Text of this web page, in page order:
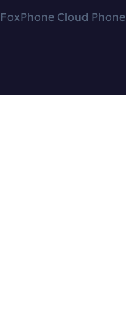
FoxPhone Cloud Phone